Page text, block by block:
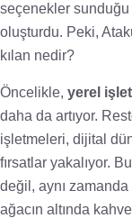
seçenekler
oluşturdu. Peki,
kılan nedir?
Öncelikle, yerel
daha da artıyor.
işletmeleri, dijital
fırsatlar yakalıyor.
değil, aynı
ağacın altında